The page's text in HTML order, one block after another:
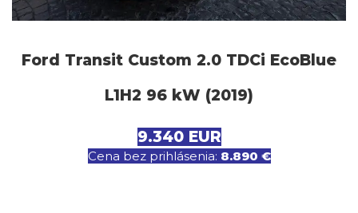
Ford Transit Custom 2.0 TDCi EcoBlue
L1H2 96 kW (2019)
9.340 EUR
Cena bez prihlásenia: 8.890 €